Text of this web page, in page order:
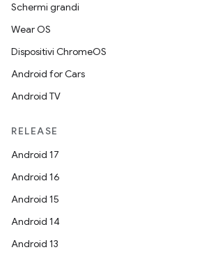
Schermi grandi
Wear OS
Dispositivi ChromeOS
Android for Cars
Android TV
RELEASE
Android 17
Android 16
Android 15
Android 14
Android 13